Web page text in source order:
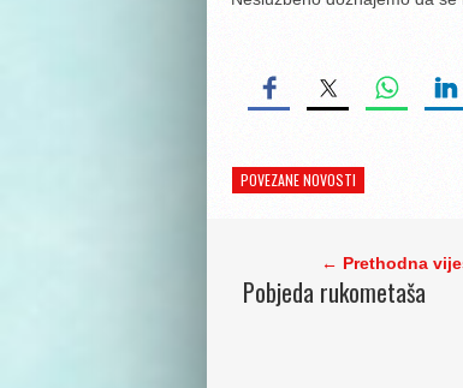
POVEZANE NOVOSTI
← Prethodna
Pobjeda rukometaša